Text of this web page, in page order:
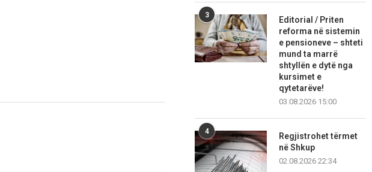
3
Editorial / Priten
reforma në sistemin
e pensioneve – shteti
mund ta marrë
shtyllën e dytë nga
kursimet e
qytetarëve!
03.08.2026 15:00
4
Regjistrohet tërmet
në Shkup
02.08.2026 22:34